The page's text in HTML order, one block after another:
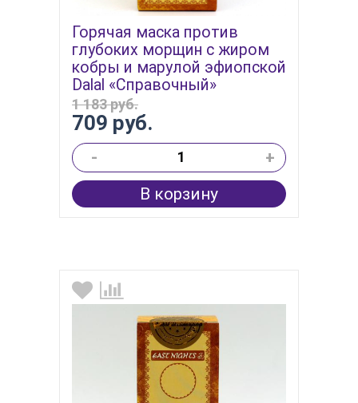
Горячая маска против
глубоких морщин с жиром
кобры и марулой эфиопской
Dalal «Справочный»
709 руб.
1 183 руб.
-
+
В корзину